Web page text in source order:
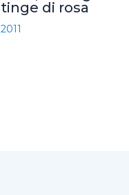
tinge di rosa
2011